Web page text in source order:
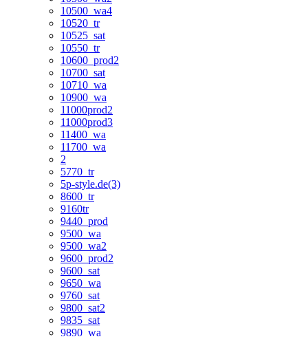
10500_wa4
10520_tr
10525_sat
10550_tr
10600_prod2
10700_sat
10710_wa
10900_wa
11000prod2
11000prod3
11400_wa
11700_wa
2
5770_tr
5p-style.de(3)
8600_tr
9160tr
9440_prod
9500_wa
9500_wa2
9600_prod2
9600_sat
9650_wa
9760_sat
9800_sat2
9835_sat
9890_wa